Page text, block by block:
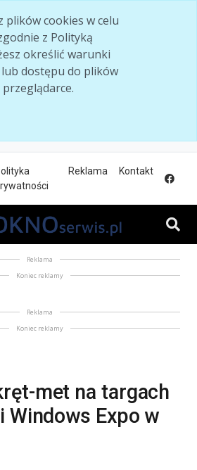
plików cookies w celu
z Polityką
określić warunki
dostępu do plików
Reklama Kontakt
Reklama
Koniec reklamy
Reklama
Koniec reklamy
met na targach
Windows Expo w